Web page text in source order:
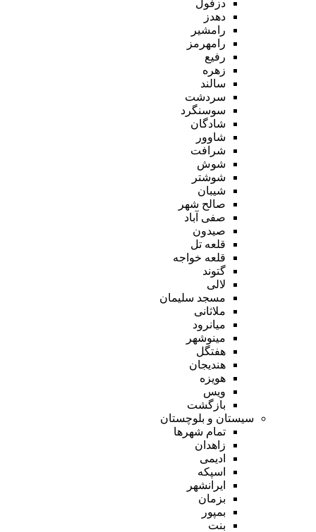
دزفول
دهدز
رامشیر
رامهرمز
رفیع
زهره
سالند
سردشت
سوسنگرد
شادگان
شاوور
شرافت
شوش
شوشتر
شیبان
صالح شهر
صفی آباد
صیدون
قلعه تل
قلعه خواجه
گتوند
لالی
مسجد سلیمان
ملاثانی
میانرود
مینوشهر
هفتگل
هندیجان
هویزه
ویس
بازگشت
سیستان و بلوچستان
تمام شهر‌ها
زاهدان
ادیمی
اسپکه
ایرانشهر
بزمان
بمپور
بنت